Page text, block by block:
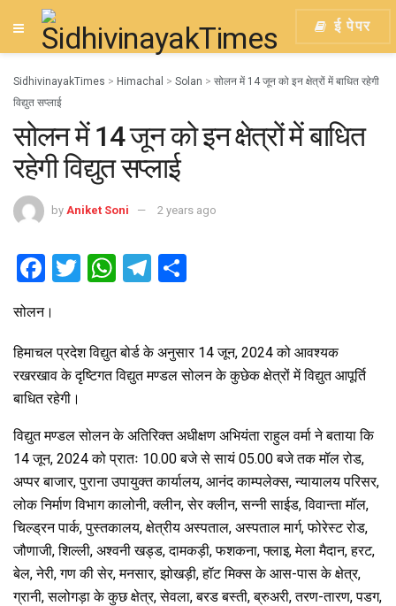
ई पेपर
SidhivinayakTimes > Himachal > Solan > सोलन में 14 जून को इन क्षेत्रों में बाधित रहेगी
विद्युत सप्लाई
सोलन में 14 जून को इन क्षेत्रों में बाधित
रहेगी विद्युत सप्लाई
by Aniket Soni 2 years ago
F
ce
b
o
o
k
T
er
W
s
A
p
T
gr
a
e
सोलन।
हिमाचल प्रदेश विद्युत बोर्ड के अनुसार 14 जून, 2024 को आवश्यक
रखरखाव के दृष्टिगत विद्युत मण्डल सोलन के कुछेक क्षेत्रों में विद्युत आपूर्ति
बाधित रहेगी।
विद्युत मण्डल सोलन के अतिरिक्त अधीक्षण अभियंता राहुल वर्मा ने बताया कि
14 जून, 2024 को प्रातः 10.00 बजे से सायं 05.00 बजे तक मॉल रोड,
अप्पर बाजार, पुराना उपायुक्त कार्यालय, आनंद काम्पलेक्स, न्यायालय परिसर,
लोक निर्माण विभाग कालोनी, क्लीन, सेर क्लीन, सन्नी साईड, विवान्ता मॉल,
चिल्ड्रन पार्क, पुस्तकालय, क्षेत्रीय अस्पताल, अस्पताल मार्ग, फोरेस्ट रोड,
जौणाजी, शिल्ली, अश्वनी खड्ड, दामकड़ी, फशकना, फ्लाइ, मेला मैदान, हरट,
बेल, नेरी, गण की सेर, मनसार, झोखड़ी, हॉट मिक्स के आस-पास के क्षेत्र,
ग्रानी, सलोगड़ा के कुछ क्षेत्र, सेवला, बरड बस्ती, ब्रुअरी, तरण-तारण, पडग,